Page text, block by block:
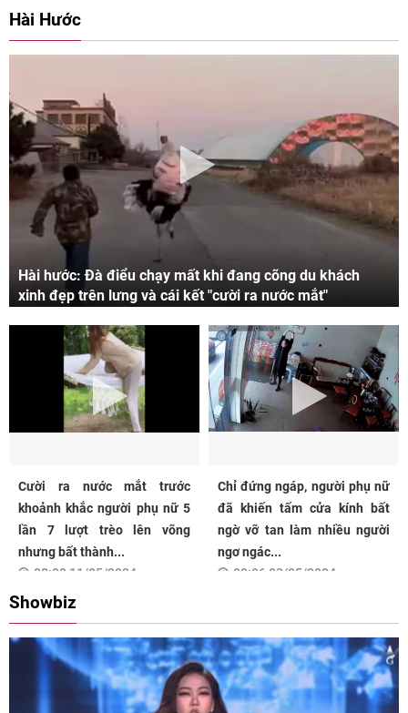
Hài Hước
Hài hước: Đà điểu chạy mất khi đang cõng du khách
xinh đẹp trên lưng và cái kết "cười ra nước mắt"
Cười ra nước mắt trước
khoảnh khắc người phụ nữ 5
lần 7 lượt trèo lên võng
nhưng bất thành...
08:00 11/05/2024
Chỉ đứng ngáp, người phụ nữ
đã khiến tấm cửa kính bất
ngờ vỡ tan làm nhiều người
ngơ ngác...
09:06 03/05/2024
Showbiz